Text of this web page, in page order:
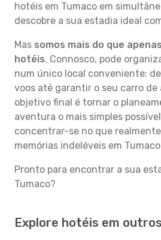
hotéis em Tumaco em
descobre a sua estadia ideal
Mas somos mais do que
hotéis. Connosco, pode
num único local conveniente:
voos até garantir o seu carro de
objetivo final é tornar o
aventura o mais simples
concentrar-se no que
memórias indeléveis em
Pronto para encontrar a sua
Tumaco?
Explore hotéis em